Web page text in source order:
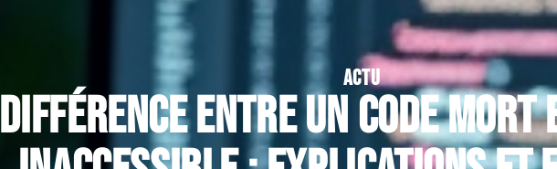
ACTU
Différence entre un code mort